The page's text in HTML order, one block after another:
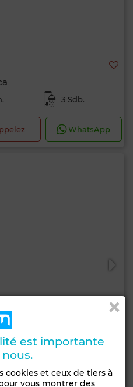
3 Sdb.
WhatsApp
est importante
cookies et ceux de tiers à
vous montrer des